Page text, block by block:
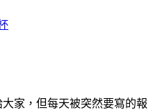
家，但每天被突然要寫的報